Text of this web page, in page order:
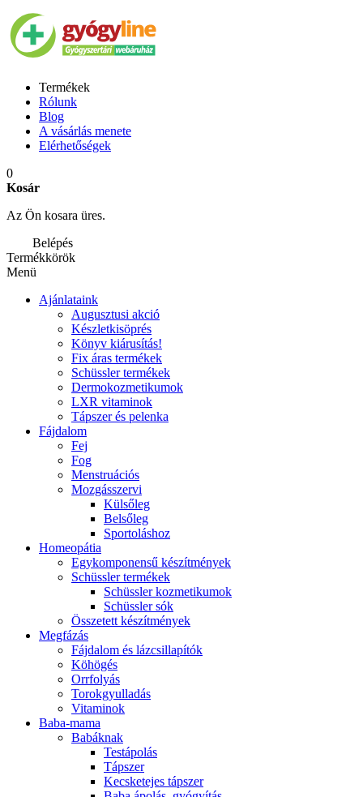
Termékek
Rólunk
Blog
A vásárlás menete
Elérhetőségek
0
Kosár
Az Ön kosara üres.
Belépés
Termékkörök
Menü
Ajánlataink
Augusztusi akció
Készletkisöprés
Könyv kiárusítás!
Fix áras termékek
Schüssler termékek
Dermokozmetikumok
LXR vitaminok
Tápszer és pelenka
Fájdalom
Fej
Fog
Menstruációs
Mozgásszervi
Külsőleg
Belsőleg
Sportoláshoz
Homeopátia
Egykomponensű készítmények
Schüssler termékek
Schüssler kozmetikumok
Schüssler sók
Összetett készítmények
Megfázás
Fájdalom és lázcsillapítók
Köhögés
Orrfolyás
Torokgyulladás
Vitaminok
Baba-mama
Babáknak
Testápolás
Tápszer
Kecsketejes tápszer